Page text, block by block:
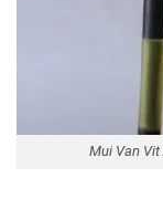
Mui Van Vit